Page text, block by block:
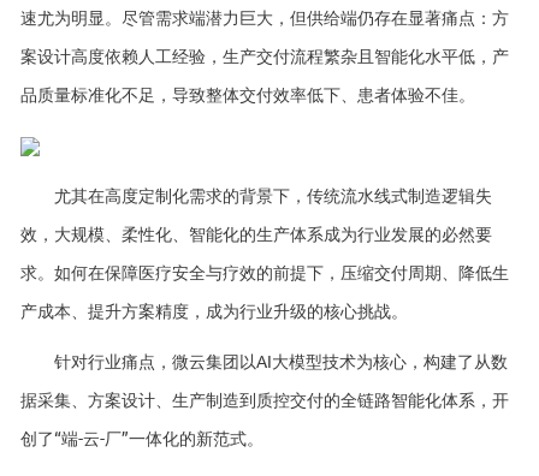
速尤为明显。尽管需求端潜力巨大，但供给端仍存在显著痛点：方
案设计高度依赖人工经验，生产交付流程繁杂且智能化水平低，产
品质量标准化不足，导致整体交付效率低下、患者体验不佳。
尤其在高度定制化需求的背景下，传统流水线式制造逻辑失
效，大规模、柔性化、智能化的生产体系成为行业发展的必然要
求。如何在保障医疗安全与疗效的前提下，压缩交付周期、降低生
产成本、提升方案精度，成为行业升级的核心挑战。
针对行业痛点，微云集团以AI大模型技术为核心，构建了从数
据采集、方案设计、生产制造到质控交付的全链路智能化体系，开
创了“端-云-厂”一体化的新范式。